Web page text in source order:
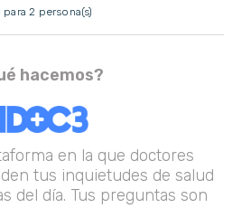
para 2 persona(s)
hacemos?
en la que doctores
tus inquietudes de salud
del día. Tus preguntas son